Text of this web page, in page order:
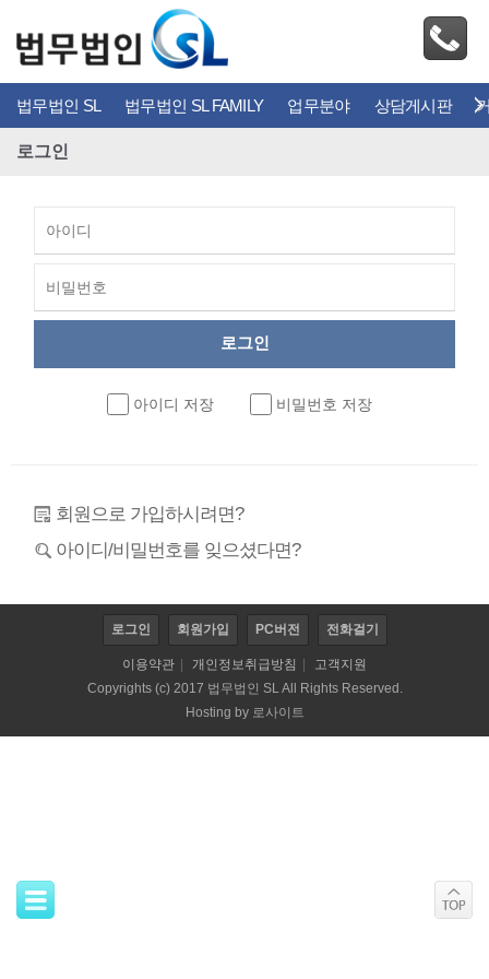
법무법인 SL 법무법인 SL FAMILY 업무분야 상담게시판
로그인
아이디 저장 비밀번호 저장
회원으로 가입하시려면?
아이디/비밀번호를 잊으셨다면?
로그인 회원가입 PC버전 전화걸기
이용약관 개인정보취급방침
고객지원
Copyrights (c) 2017 법무법인 SL All Rights Reserved.
Hosting by 로사이트